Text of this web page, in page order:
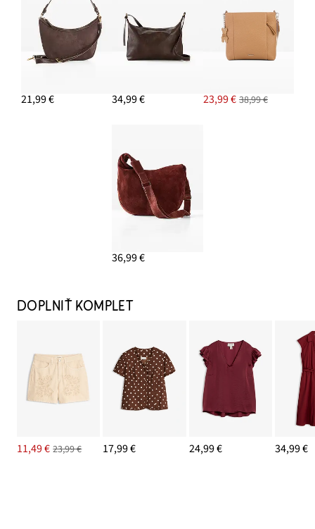
21,99 € 34,99 € 23,99 € 38,99 €
36,99 €
DOPLNIŤ KOMPLET
11,49 € 23,99 € 17,99 € 24,99 € 34,99 €